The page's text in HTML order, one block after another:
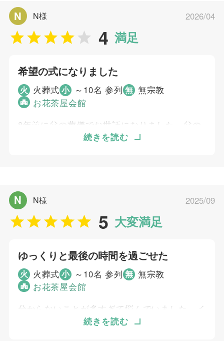
実家から近かった事もあり、決めました。故人
の希望もあり家族葬で大切な人たち大好きな物
に囲まれた良いお葬式でした。ご提案いただい
たパネル写真や飾り付けは、とても良かったで
個別評価
お問い合わせ対応
お迎え対応
打ち合わせの対応
大淵 駿介
4 満足
N N様 2026/04
希望の式になりました
火 火葬式小 ～10名 参列 無 無宗教
お花茶屋会館
8年前に父の葬儀でお世話になりました。父の
葬儀の時から、遺族の気持ちに寄り添ってくれ
個別評価
お問い合わせ対応
事前相談
打ち合わせの対応
ご葬儀当日の対応
ご葬儀担当者
むすびすの葬祭プランナー
続きを読む
5 大変満足
N N様 2025/09
ゆっくりと最後の時間を過ごせた
火 火葬式小 ～10名 参列 無 無宗教
お花茶屋会館
分からないことが多すぎて悩んでいました。イ
ンターネットで検索し、地元だったため依頼を
続きを読む